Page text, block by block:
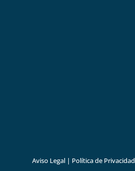
Aviso Legal| Política de Privacidad